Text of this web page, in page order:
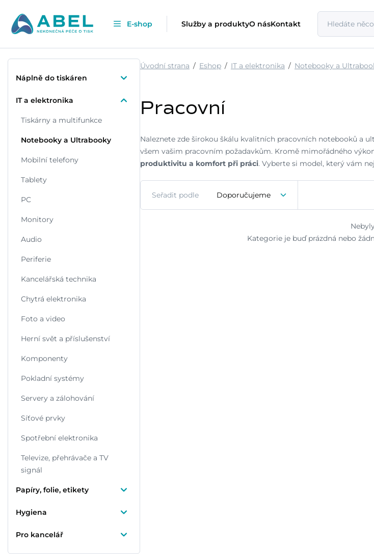
E-shop Služby a produktyO násKontakt
Náplně do tiskáren
IT a elektronika
Tiskárny a multifunkce
Notebooky a Ultrabooky
Mobilní telefony
Tablety
PC
Monitory
Audio
Periferie
Kancelářská technika
Chytrá elektronika
Foto a video
Herní svět a příslušenství
Komponenty
Pokladní systémy
Servery a zálohování
Síťové prvky
Spotřební elektronika
Televize, přehrávače a TV
signál
Papíry, folie, etikety
Hygiena
Pro kancelář
Úvodní strana Eshop IT a elektronika Notebooky a
Pracovní
Naleznete zde širokou škálu kvalitních pracovních notebooků a
všem vašim pracovním požadavkům. Kromě mimořádného
produktivitu a komfort při práci. Vyberte si model, který vám
Seřadit podle Doporučujeme
Kategorie je buď prázdná nebo